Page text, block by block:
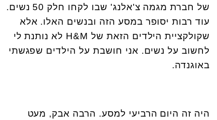
של חברת מגמה צ'אלנג' שבו לקחו חלק 50 נשים.
עוד רבות יסופר במסע הזה ובנשים האלו. אלא
שקולקציית הילדים הזאת של H&M לא נותנת לי
לחשוב על נשים. אני חושבת על הילדים שפגשתי
באוגנדה.
היה זה היום הרביעי למסע. הרבה אבק, מעט